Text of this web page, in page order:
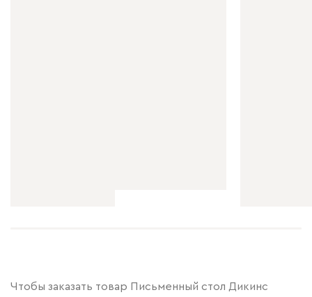
Чтобы заказать товар Письменный стол Дикинс